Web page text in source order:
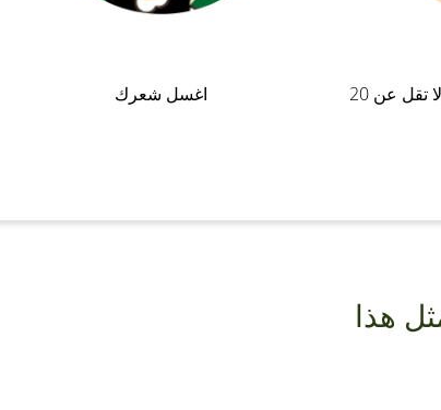
ترك الزيت على الشعر لمدة لا تقل عن 20
اغسل شعرك
هذا